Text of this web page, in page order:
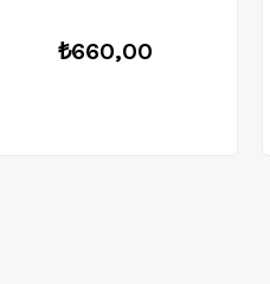
₺660,00